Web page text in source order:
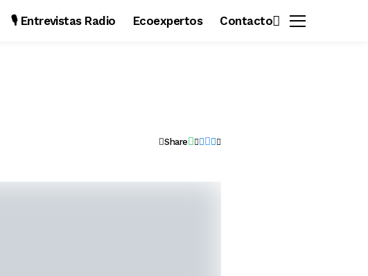
🎙️ Entrevistas Radio Ecoexpertos Contacto
Share